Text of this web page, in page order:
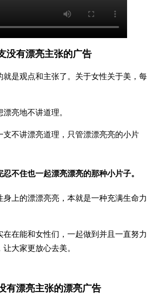
没有漂亮主张的广告
就是观点和主张了。关于女性关于美，每
亮地不讲道理。
支不讲漂亮道理，只管漂漂亮亮的小片
不住也一起漂亮漂亮的那种小片子。
身上的漂漂亮亮，本就是一种充满生命力
在在能和女性们，一起做到并且一直努力
大家更放心去美。
有漂亮主张的漂亮广告